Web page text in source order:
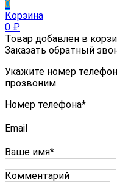
0
Корзина
0 ₽
Товар добавлен в
Заказать обратный
Укажите номер
прозвоним.
Номер телефона*
Email
Ваше имя*
Комментарий